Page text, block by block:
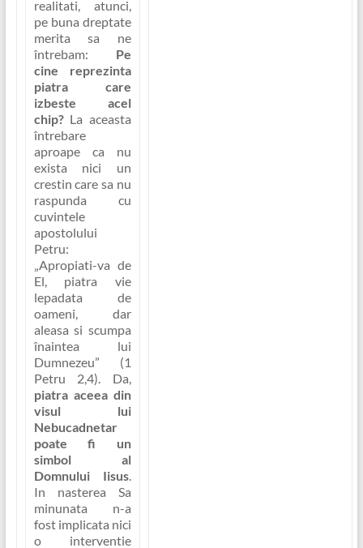
realitati, atunci,
pe buna dreptate
merita sa ne
întrebam: Pe
cine reprezinta
piatra care
izbeste acel
chip?La aceasta
întrebare
aproape ca nu
exista nici un
crestin care sa nu
raspunda cu
cuvintele
apostolului
Petru:
„Apropiati-va de
El, piatra vie
lepadata de
oameni, dar
aleasa si scumpa
înaintea lui
Dumnezeu” (1
Petru 2,4). Da,
piatra aceea din
visul lui
Nebucadnetar
poate fi un
simbol al
Domnului Iisus.
In nasterea Sa
minunata n-a
fost implicata nici
o interventie